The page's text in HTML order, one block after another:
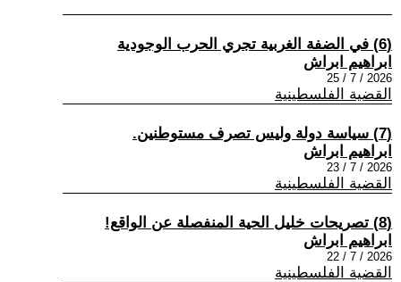
(6) في الضفة الغربية تجري الحرب الوجودية
ابراهيم ابراش
2026 / 7 / 25
القضية الفلسطينية
(7) سياسة دولة وليس تصرف مستوطنين.
ابراهيم ابراش
2026 / 7 / 23
القضية الفلسطينية
(8) تصريحات خليل الحية المنفصلة عن الواقع!
ابراهيم ابراش
2026 / 7 / 22
القضية الفلسطينية